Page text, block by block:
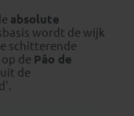
absolute
wordt de wijk
schitterende
de Pâo de
de